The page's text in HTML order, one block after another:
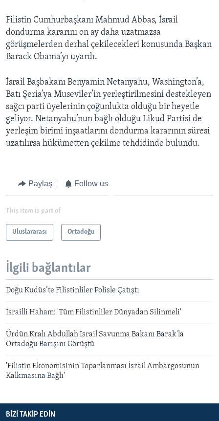
Diller
Filistin Cumhurbaşkanı Mahmud Abbas, İsrail
dondurma kararını on ay daha uzatmazsa
görüşmelerden derhal çekilecekleri konusunda Başkan
Barack Obama’yı uyardı.
İsrail Başbakanı Benyamin Netanyahu, Washington’a,
Batı Şeria’ya Museviler’in yerleştirilmesini destekleyen
sağcı parti üyelerinin çoğunlukta olduğu bir heyetle
geliyor. Netanyahu’nun bağlı olduğu Likud Partisi de
yerleşim birimi inşaatlarını dondurma kararının süresi
uzatılırsa hükümetten çekilme tehdidinde bulundu.
Paylaş Follow us
This item is part of
Uluslararası Ortadoğu
İlgili bağlantılar
Doğu Kudüs’te Filistinliler Polisle Çatıştı
İsrailli Haham: 'Tüm Filistinliler Dünyadan Silinmeli'
Ürdün Kralı Abdullah İsrail Savunma Bakanı Barak'la
Ortadoğu Barışını Görüştü
'Filistin Ekonomisinin Toparlanması İsrail Ambargosunun
Kalkmasına Bağlı'
BIZI TAKIP EDIN